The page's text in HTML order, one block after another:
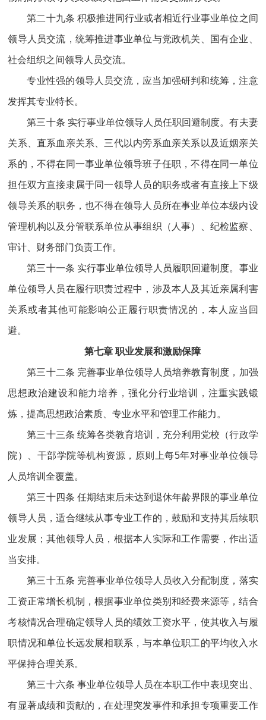
第二十九条 积极推进同行业或者相近行业事业单位之间
领导人员交流，统筹推进事业单位与党政机关、国有企业、
社会组织之间领导人员交流。
专业性强的领导人员交流，应当加强研判和统筹，注意
发挥其专业特长。
第三十条 实行事业单位领导人员任职回避制度。有夫妻
关系、直系血亲关系、三代以内旁系血亲关系以及近姻亲关
系的，不得在同一事业单位领导班子任职，不得在同一单位
担任双方直接隶属于同一领导人员的职务或者有直接上下级
领导关系的职务，也不得在领导人员所在事业单位本级内设
管理机构以及分管联系单位从事组织（人事）、纪检监察、
审计、财务部门负责工作。
第三十一条 实行事业单位领导人员履职回避制度。事业
单位领导人员在履行职责过程中，涉及本人及其近亲属利害
关系或者其他可能影响公正履行职责情况的，本人应当回
避。
第七章 职业发展和激励保障
第三十二条 完善事业单位领导人员培养教育制度，加强
思想政治建设和能力培养，强化分行业培训，注重实践锻
炼，提高思想政治素质、专业水平和管理工作能力。
第三十三条 统筹各类教育培训，充分利用党校（行政学
院）、干部学院等机构资源，原则上每5年对事业单位领导
人员培训全覆盖。
第三十四条 任期结束后未达到退休年龄界限的事业单位
领导人员，适合继续从事专业工作的，鼓励和支持其后续职
业发展；其他领导人员，根据本人实际和工作需要，作出适
当安排。
第三十五条 完善事业单位领导人员收入分配制度，落实
工资正常增长机制，根据事业单位类别和经费来源等，结合
考核情况合理确定领导人员的绩效工资水平，使其收入与履
职情况和单位长远发展相联系，与本单位职工的平均收入水
平保持合理关系。
第三十六条 事业单位领导人员在本职工作中表现突出、
有显著成绩和贡献的，在处理突发事件和承担专项重要工作